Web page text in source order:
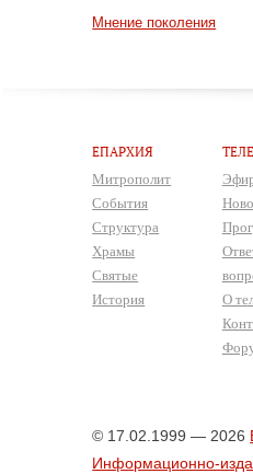
Мнение поколения
ЕПАРХИЯ
Митрополит
События
Структура
Храмы
Святые
История
О
© 17.02.1999 — 2026
Информационно-